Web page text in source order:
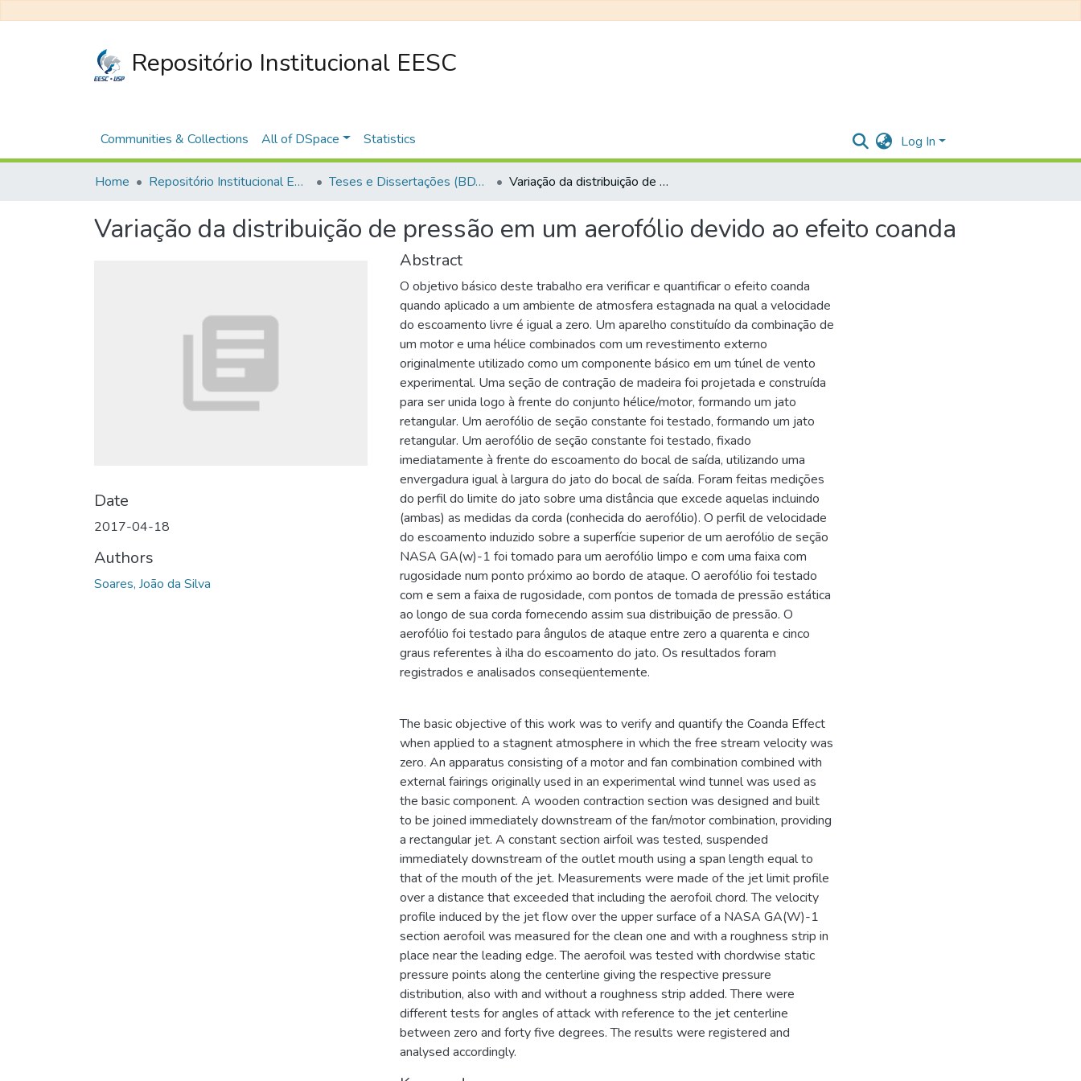
Repositório Institucional EESC
Communities & Collections All of DSpace Statistics Log In
Home Repositório Institucional EESC Teses e Dissertações (BDTD USP) Variação da distribuição de pressão em um aerofólio devido ao efeito coanda
Variação da distribuição de pressão em um aerofólio devido ao efeito coanda
Date
2017-04-18
Authors
Soares, João da Silva
Abstract
O objetivo básico deste trabalho era verificar e quantificar o efeito coanda
quando aplicado a um ambiente de atmosfera estagnada na qual a velocidade
do escoamento livre é igual a zero. Um aparelho constituído da combinação de
um motor e uma hélice combinados com um revestimento externo
originalmente utilizado como um componente básico em um túnel de vento
experimental. Uma seção de contração de madeira foi projetada e construída
para ser unida logo à frente do conjunto hélice/motor, formando um jato
retangular. Um aerofólio de seção constante foi testado, formando um jato
retangular. Um aerofólio de seção constante foi testado, fixado
imediatamente à frente do escoamento do bocal de saída, utilizando uma
envergadura igual à largura do jato do bocal de saída. Foram feitas medições
do perfil do limite do jato sobre uma distância que excede aquelas incluindo
(ambas) as medidas da corda (conhecida do aerofólio). O perfil de velocidade
do escoamento induzido sobre a superfície superior de um aerofólio de seção
NASA GA(w)-1 foi tomado para um aerofólio limpo e com uma faixa com
rugosidade num ponto próximo ao bordo de ataque. O aerofólio foi testado
com e sem a faixa de rugosidade, com pontos de tomada de pressão estática
ao longo de sua corda fornecendo assim sua distribuição de pressão. O
aerofólio foi testado para ângulos de ataque entre zero a quarenta e cinco
graus referentes à ilha do escoamento do jato. Os resultados foram
registrados e analisados conseqüentemente.
The basic objective of this work was to verify and quantify the Coanda Effect
when applied to a stagnent atmosphere in which the free stream velocity was
zero. An apparatus consisting of a motor and fan combination combined with
external fairings originally used in an experimental wind tunnel was used as
the basic component. A wooden contraction section was designed and built
to be joined immediately downstream of the fan/motor combination, providing
a rectangular jet. A constant section airfoil was tested, suspended
immediately downstream of the outlet mouth using a span length equal to
that of the mouth of the jet. Measurements were made of the jet limit profile
over a distance that exceeded that including the aerofoil chord. The velocity
profile induced by the jet flow over the upper surface of a NASA GA(W)-1
section aerofoil was measured for the clean one and with a roughness strip in
place near the leading edge. The aerofoil was tested with chordwise static
pressure points along the centerline giving the respective pressure
distribution, also with and without a roughness strip added. There were
different tests for angles of attack with reference to the jet centerline
between zero and forty five degrees. The results were registered and
analysed accordingly.